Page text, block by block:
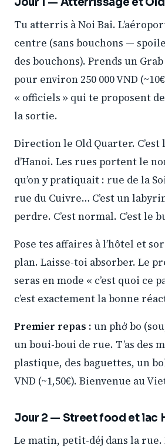
Tu atterris à Noi Bai.
centre (sans bouchons —
des bouchons). Prends un
pour environ 250 000 VND
« officiels » qui te proposent
la sortie.
Direction le Old Quarter.
d’Hanoi. Les rues portent le
qu’on y pratiquait : rue de la
rue du Cuivre… C’est un
perdre. C’est normal. C’est le
Pose tes affaires à l’hôtel et
plan. Laisse-toi absorber. Le
seras en mode « c’est quoi ce
c’est exactement la bonne
Premier repas : un phở bo
un boui-boui de rue. T’as des
plastique, des baguettes, un
VND (~1,50€). Bienvenue au
Jour 2 — Street food et lac
Le matin, petit-déj dans la rue.